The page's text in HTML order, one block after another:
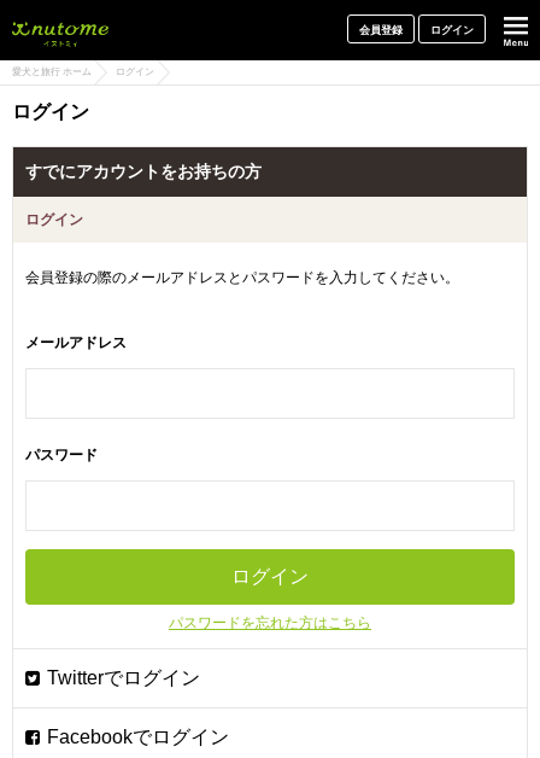
会員登録 ログイン
愛犬と旅行 ホーム ログイン
ログイン
すでにアカウントをお持ちの方
ログイン
会員登録の際のメールアドレスとパスワードを入力してください。
メールアドレス
パスワード
パスワードを忘れた方はこちら